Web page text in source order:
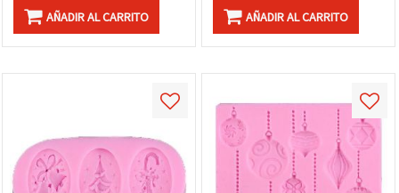
AÑADIR AL CARRITO AÑADIR AL CARRITO